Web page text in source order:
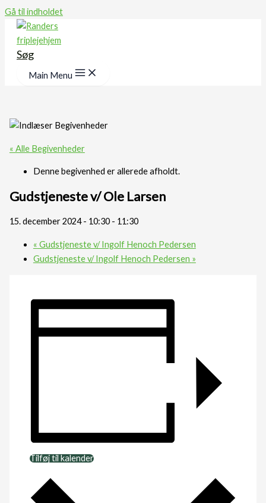
Gå til indholdet
Søg
Main Menu
« Alle Begivenheder
Denne begivenhed er allerede afholdt.
Gudstjeneste v/ Ole Larsen
15. december 2024 - 10:30- 11:30
« Gudstjeneste v/ Ingolf Henoch Pedersen
Gudstjeneste v/ Ingolf Henoch Pedersen »
Tilføj til kalender